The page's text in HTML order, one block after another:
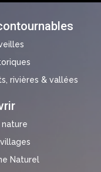
rivières & vallées
Naturel